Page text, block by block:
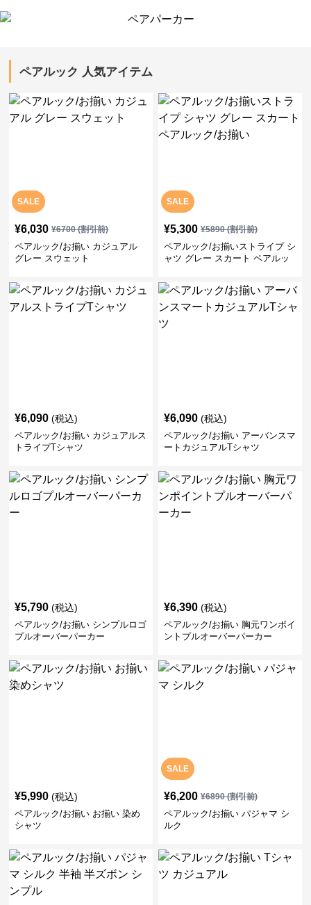
ペアルック 人気アイテム
SALE
¥6,030 ¥6700(割引前)
ペアルック/お揃い カジュアル
グレー スウェット
SALE
¥5,300 ¥5890(割引前)
ペアルック/お揃いストライプ シ
ャツ グレー スカート ペアルッ
¥6,090 (税込)
ペアルック/お揃い カジュアルス
トライプTシャツ
¥6,090 (税込)
ペアルック/お揃い アーバンスマ
ートカジュアルTシャツ
¥5,790 (税込)
ペアルック/お揃い シンプルロゴ
プルオーバーパーカー
¥6,390 (税込)
ペアルック/お揃い 胸元ワンポイ
ントプルオーバーパーカー
¥5,990 (税込)
ペアルック/お揃い お揃い 染め
シャツ
SALE
¥6,200 ¥6890(割引前)
ペアルック/お揃い パジャマ シ
ルク